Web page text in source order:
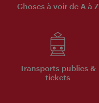
Choses à voir de A à Z
Transports publics &
tickets